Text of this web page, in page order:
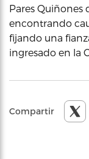
Pares Quiñones
encontrando
fijando una
ingresado en la
Compartir